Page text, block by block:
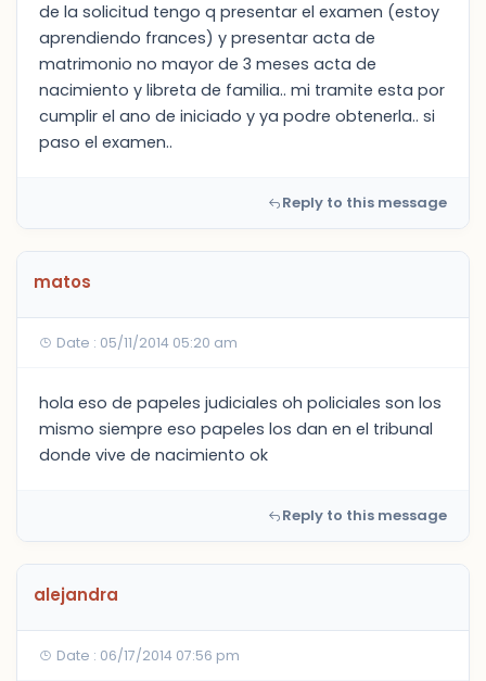
de la solicitud tengo q presentar el examen (estoy
aprendiendo frances) y presentar acta de
matrimonio no mayor de 3 meses acta de
nacimiento y libreta de familia.. mi tramite esta por
cumplir el ano de iniciado y ya podre obtenerla.. si
paso el examen..
Reply to this message
matos
Date : 05/11/2014 05:20 am
hola eso de papeles judiciales oh policiales son los
mismo siempre eso papeles los dan en el tribunal
donde vive de nacimiento ok
Reply to this message
alejandra
Date : 06/17/2014 07:56 pm